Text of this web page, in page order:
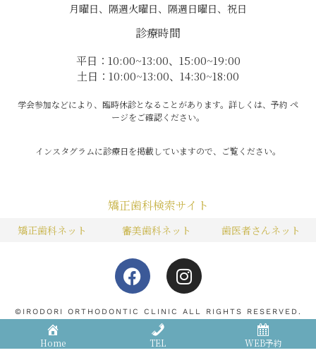
月曜日、隔週火曜日、隔週日曜日、祝日
診療時間
平日：10:00~13:00、15:00~19:00
土日：10:00~13:00、14:30~18:00
学会参加などにより、臨時休診となることがあります。詳しくは、予約 ペ
ージをご確認ください。
インスタグラムに診療日を掲載していますので、ご覧ください。
矯正歯科検索サイト
矯正歯科ネット 審美歯科ネット 歯医者さんネット
F
a
c
e
o
I
n
s
t
g
©IRODORI ORTHODONTIC CLINIC ALL RIGHTS RESERVED.
矯正歯科治療の一般的なリスクと限界について
Home TEL WEB予約